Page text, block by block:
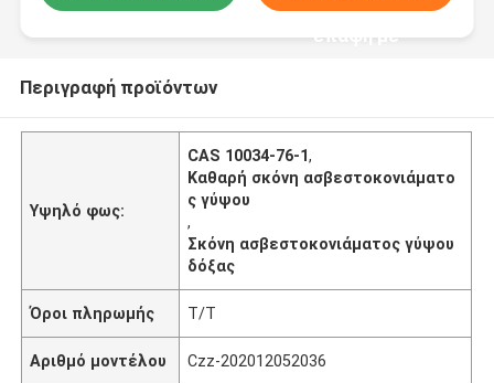
επαφή με
Περιγραφή προϊόντων
Υψηλό φως:
CAS 10034-76-1,
Καθαρή σκόνη ασβεστοκονιάματο
ς γύψου
,
Σκόνη ασβεστοκονιάματος γύψου
δόξας
Όροι πληρωμής T/T
Αριθμό μοντέλου Czz-202012052036